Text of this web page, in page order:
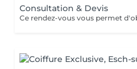
Consultation & Devis